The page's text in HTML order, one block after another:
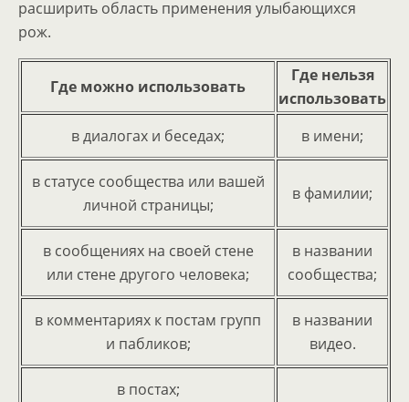
расширить область применения улыбающихся
рож.
Где можно использовать
Где нельзя
использовать
в диалогах и беседах;
в имени;
в статусе сообщества или вашей
личной страницы;
в фамилии;
в сообщениях на своей стене
или стене другого человека;
в названии
сообщества;
в комментариях к постам групп
и пабликов;
в названии
видео.
в постах;